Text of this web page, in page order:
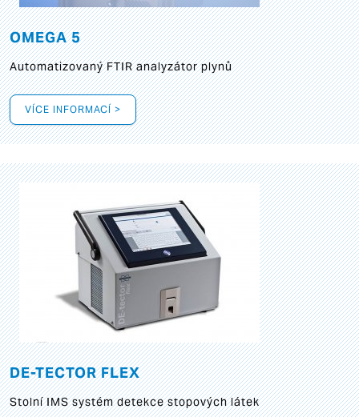
OMEGA 5
Automatizovaný FTIR analyzátor plynů
VÍCE INFORMACÍ >
DE-TECTOR FLEX
Stolní IMS systém detekce stopových látek